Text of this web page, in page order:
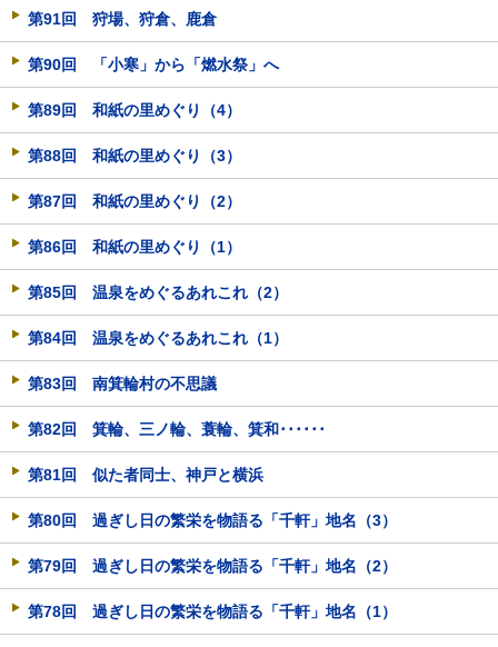
第91回 狩場、狩倉、鹿倉
第90回 「小寒」から「燃水祭」へ
第89回 和紙の里めぐり（4）
第88回 和紙の里めぐり（3）
第87回 和紙の里めぐり（2）
第86回 和紙の里めぐり（1）
第85回 温泉をめぐるあれこれ（2）
第84回 温泉をめぐるあれこれ（1）
第83回 南箕輪村の不思議
第82回 箕輪、三ノ輪、蓑輪、箕和･･････
第81回 似た者同士、神戸と横浜
第80回 過ぎし日の繁栄を物語る「千軒」地名（3）
第79回 過ぎし日の繁栄を物語る「千軒」地名（2）
第78回 過ぎし日の繁栄を物語る「千軒」地名（1）